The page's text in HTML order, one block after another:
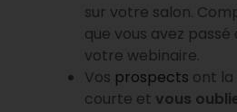
sur votre salon.
que vous avez
votre webinaire.
Vos prospects ont
courte et vous